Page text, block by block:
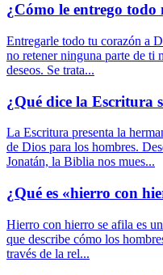
¿Cómo le entrego todo
Entregarle todo tu corazón a
no retener ninguna parte de ti
deseos. Se trata...
¿Qué dice la Escritura
La Escritura presenta la
de Dios para los hombres.
Jonatán, la Biblia nos mues...
¿Qué es «hierro con
Hierro con hierro se afila es
que describe cómo los
través de la rel...